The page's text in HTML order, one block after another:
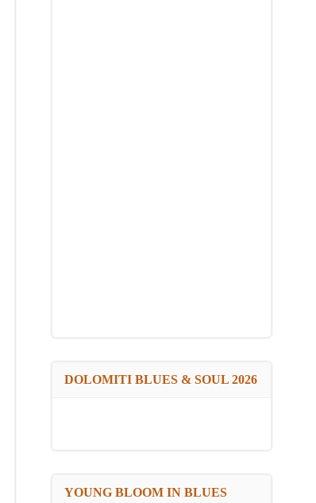
DOLOMITI BLUES & SOUL 2026
YOUNG BLOOM IN BLUES